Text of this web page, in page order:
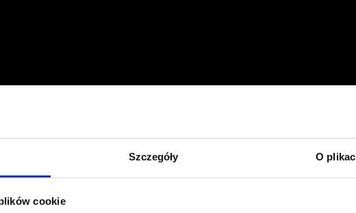
Szczegóły O
cookie
obowiązuje ZAKAZ wprowadzania psów i innych zwierząt domowych
za okazaniem dokumentu stwierdzającego uprawnienie do ulgi, przysługuje: